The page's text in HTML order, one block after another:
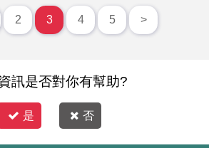
2 3 4 5 >
訊是否對你有幫助?
是 否